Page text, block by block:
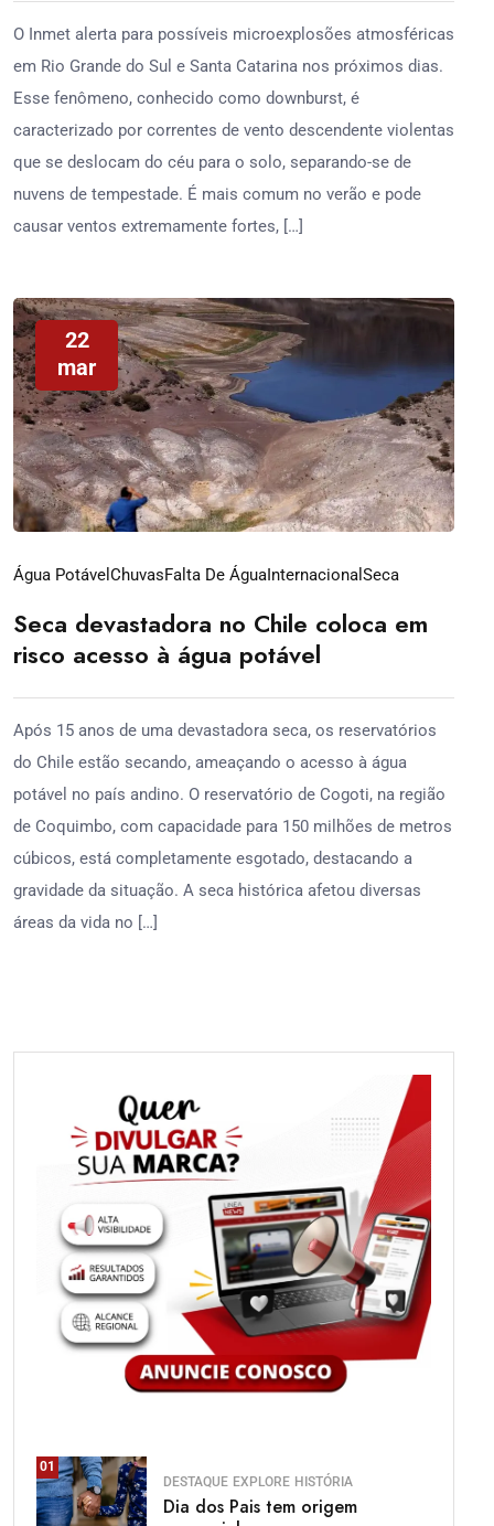
O Inmet alerta para possíveis microexplosões atmosféricas
em Rio Grande do Sul e Santa Catarina nos próximos dias.
Esse fenômeno, conhecido como downburst, é
caracterizado por correntes de vento descendente violentas
que se deslocam do céu para o solo, separando-se de
nuvens de tempestade. É mais comum no verão e pode
causar ventos extremamente fortes, […]
22
mar
Água Potável ChuvasFalta De ÁguaInternacional Seca
Seca devastadora no Chile coloca em
risco acesso à água potável
Após 15 anos de uma devastadora seca, os reservatórios
do Chile estão secando, ameaçando o acesso à água
potável no país andino. O reservatório de Cogoti, na região
de Coquimbo, com capacidade para 150 milhões de metros
cúbicos, está completamente esgotado, destacando a
gravidade da situação. A seca histórica afetou diversas
áreas da vida no […]
01
DESTAQUE EXPLORE HISTÓRIA
Dia dos Pais tem origem